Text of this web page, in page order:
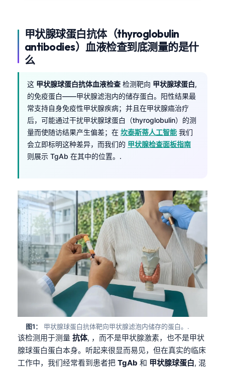
甲状腺球蛋白抗体（thyroglobulin
antibodies）血液检查到底测量的是什
么
这 甲状腺球蛋白抗体血液检查 检测靶向 甲状腺球蛋白,
的免疫蛋白——甲状腺滤泡内的储存蛋白。阳性结果最
常支持自身免疫性甲状腺疾病；并且在甲状腺癌治疗
后，可能通过干扰甲状腺球蛋白（thyroglobulin）的测
量而使随访结果产生偏差；在 坎泰斯蒂人工智能 我们
会立即标明这种差异，而我们的 甲状腺检查面板指南
则展示 TgAb 在其中的位置。.
图1： 甲状腺球蛋白抗体靶向甲状腺滤泡内储存的蛋白。.
该检测用于测量 抗体, ，而不是甲状腺激素，也不是甲状
腺球蛋白蛋白本身。听起来很显而易见，但在真实的临床
工作中，我们经常看到患者把 TgAb 和 甲状腺球蛋白, 混